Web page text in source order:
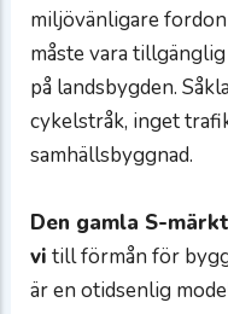
miljövänligare
måste vara
på landsbygden.
cykelstråk, inget
samhällsbyggnad.
Den gamla S-
vi till förmån för
är en otidsenlig